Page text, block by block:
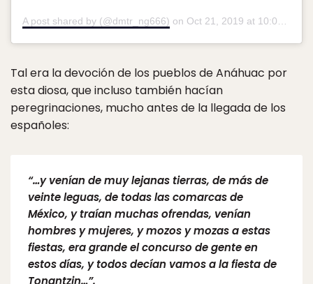
A post shared by (@dmtr_ng666) on Oct 21, 2019 at 10:06am PDT
Tal era la devoción de los pueblos de Anáhuac por
esta diosa, que incluso también hacían
peregrinaciones, mucho antes de la llegada de los
españoles:
“…y venían de muy lejanas tierras, de más de
veinte leguas, de todas las comarcas de
México, y traían muchas ofrendas, venían
hombres y mujeres, y mozos y mozas a estas
fiestas, era grande el concurso de gente en
estos días, y todos decían vamos a la fiesta de
Tonantzin…”.